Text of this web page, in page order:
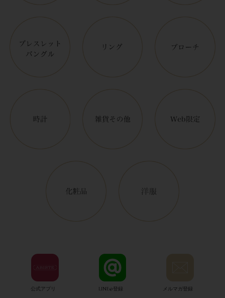
公式アプリ LINE@登録 メルマガ登録